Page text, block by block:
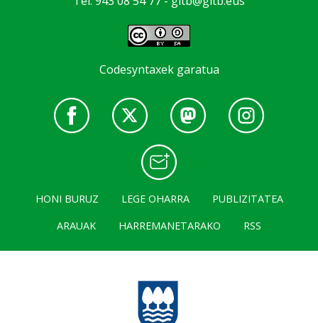
Codesyntaxek garatua
HONI BURUZ LEGE OHARRA
PUBLIZITATEA
ARAUAK
HARREMANETARAKO RSS